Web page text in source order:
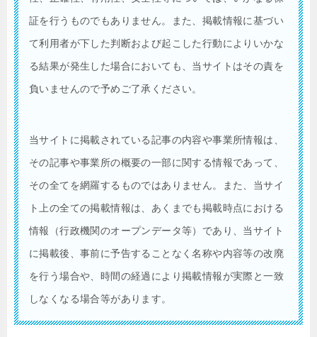
証を行うものでもありません。また、掲載情報に基づい
て利用者が下した判断および起こした行動によりいかな
る結果が発生した場合においても、当サイトはその責を
負いませんので予めご了承ください。
当サイトに掲載されている記事の内容や事業所情報は、
その記事や事業所の概要の一部に関する情報であって、
その全てを網羅するものではありません。また、当サイ
ト上の全ての掲載情報は、あくまでも掲載時点における
情報（行政機関のオープンデータ等）であり、当サイト
に掲載後、事前に予告することなく名称や内容等の改廃
を行う場合や、時間の経過により掲載情報が実際と一致
しなくなる場合等があります。